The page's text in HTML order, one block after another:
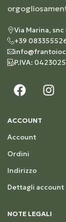
Via Marina, snc
+39
P.IVA:
ACCOUNT
Account
Ordini
Indirizzo
Dettagli account
NOTE LEGALI